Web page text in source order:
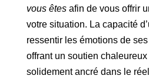
vous êtesafin de vous offrir
votre situation. La capacité
ressentir les émotions de
offrant un soutien
solidement ancré dans le